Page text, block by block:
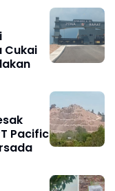
Cukai
Pacific